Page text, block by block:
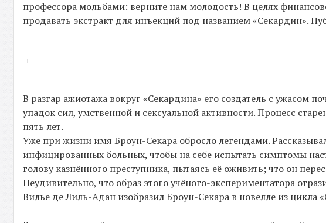
профессора мольбами: верните нам молодость! В целях
продавать экстракт для инъекций под названием «Секардин».
В разгар ажиотажа вокруг «Секардина» его создатель с ужасом
упадок сил, умственной и сексуальной активности. Процесс
пять лет.
Уже при жизни имя Броун-Секара обросло легендами.
инфицированных больных, чтобы на себе испытать симптомы
голову казнённого преступника, пытаясь её оживить; что он
Неудивительно, что образ этого учёного-экспериментатора
Вилье де Лиль-Адан изобразил Броун-Секара в новелле из цикла